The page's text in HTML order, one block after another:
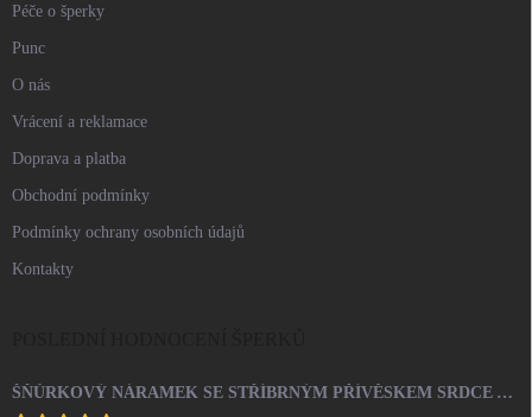
Péče o šperky
Punc
O nás
Vrácení a reklamace
Doprava a platba
Obchodní podmínky
Podmínky ochrany osobních údajů
Kontakty
ŠŇŮRKOVÝ NÁRAMEK SE STŘÍBRNÝM PŘÍVĚSKEM SRDCE A KRYSTALY SWAROVSKI CRYSTAL (STŘÍBRO 925/1000)